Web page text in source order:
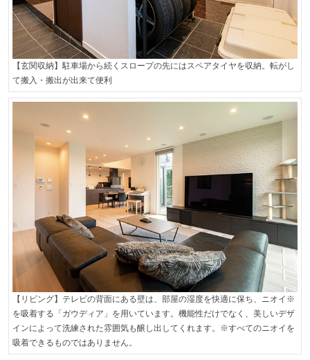
【玄関収納】駐車場から続くスロープの先にはスペアタイヤを収納。転がし
て搬入・搬出が出来て便利
【リビング】テレビの背面にある壁は、部屋の湿度を快適に保ち、ニオイ※
を吸着する「ガウディア」を用いています。機能性だけでなく、美しいデザ
インによって洗練された雰囲気も醸し出してくれます。※すべてのニオイを
吸着できるものではありません。